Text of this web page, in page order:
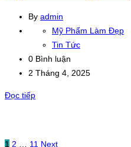
By admin
Mỹ Phẩm Làm Đẹp
Tin Tức
0 Bình luận
2 Tháng 4, 2025
Đọc tiếp
1 2 … 11 Next